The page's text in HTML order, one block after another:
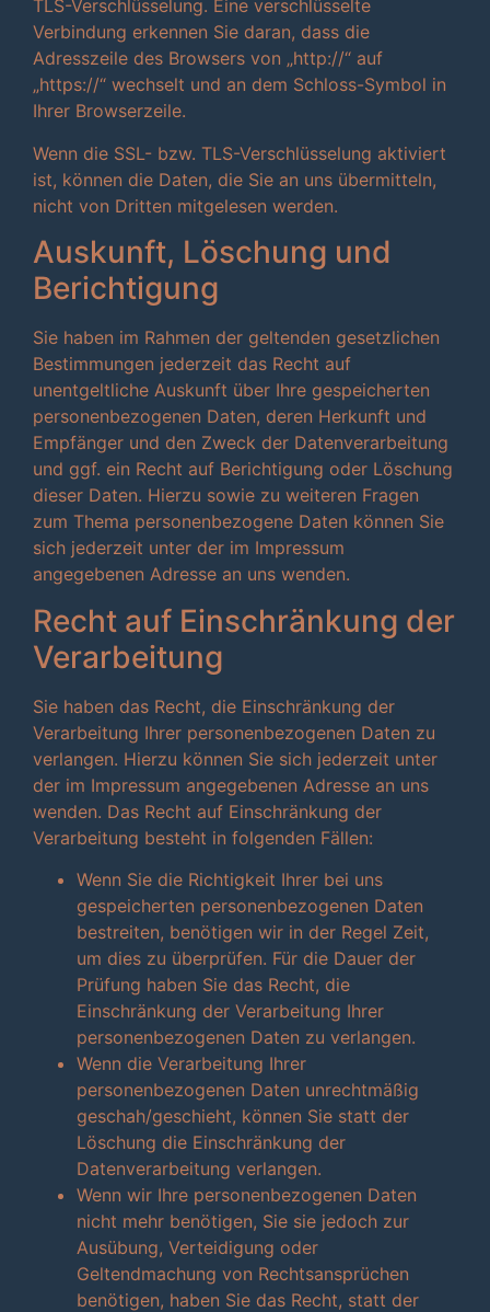
TLS-Verschlüsselung. Eine verschlüsselte
Verbindung erkennen Sie daran, dass die
Adresszeile des Browsers von „http://“ auf
„https://“ wechselt und an dem Schloss-Symbol in
Ihrer Browserzeile.
Wenn die SSL- bzw. TLS-Verschlüsselung aktiviert
ist, können die Daten, die Sie an uns übermitteln,
nicht von Dritten mitgelesen werden.
Auskunft, Löschung und
Berichtigung
Sie haben im Rahmen der geltenden gesetzlichen
Bestimmungen jederzeit das Recht auf
unentgeltliche Auskunft über Ihre gespeicherten
personenbezogenen Daten, deren Herkunft und
Empfänger und den Zweck der Datenverarbeitung
und ggf. ein Recht auf Berichtigung oder Löschung
dieser Daten. Hierzu sowie zu weiteren Fragen
zum Thema personenbezogene Daten können Sie
sich jederzeit unter der im Impressum
angegebenen Adresse an uns wenden.
Recht auf Einschränkung der
Verarbeitung
Sie haben das Recht, die Einschränkung der
Verarbeitung Ihrer personenbezogenen Daten zu
verlangen. Hierzu können Sie sich jederzeit unter
der im Impressum angegebenen Adresse an uns
wenden. Das Recht auf Einschränkung der
Verarbeitung besteht in folgenden Fällen:
Wenn Sie die Richtigkeit Ihrer bei uns
gespeicherten personenbezogenen Daten
bestreiten, benötigen wir in der Regel Zeit,
um dies zu überprüfen. Für die Dauer der
Prüfung haben Sie das Recht, die
Einschränkung der Verarbeitung Ihrer
personenbezogenen Daten zu verlangen.
Wenn die Verarbeitung Ihrer
personenbezogenen Daten unrechtmäßig
geschah/geschieht, können Sie statt der
Löschung die Einschränkung der
Datenverarbeitung verlangen.
Wenn wir Ihre personenbezogenen Daten
nicht mehr benötigen, Sie sie jedoch zur
Ausübung, Verteidigung oder
Geltendmachung von Rechtsansprüchen
benötigen, haben Sie das Recht, statt der